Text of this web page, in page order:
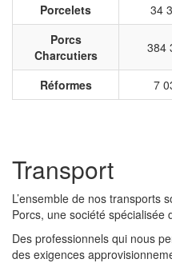
Porcelets
34
Porcs
Charcutiers
384
Réformes 7
Transport
L’ensemble de nos transports
Porcs, une société spécialisée
Des professionnels qui nous
des exigences